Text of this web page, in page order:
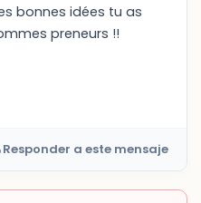
bonnes idées tu as
preneurs !!
Responder a este mensaje